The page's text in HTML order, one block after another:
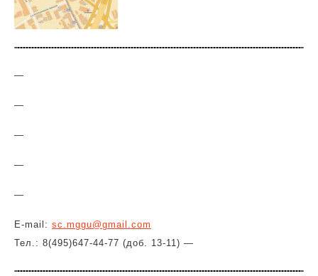
—
—
—
—
—
E-mail: sc.mggu@gmail.com
Тел.: 8(495)647-44-77 (доб. 13-11) —